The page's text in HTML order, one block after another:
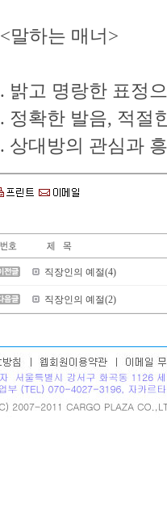
<말하는 매너>
. 밝고 명랑한 표정
. 정확한 발음, 적절
. 상대방의 관심과
직장인의 예절(4)
직장인의 예절(2)